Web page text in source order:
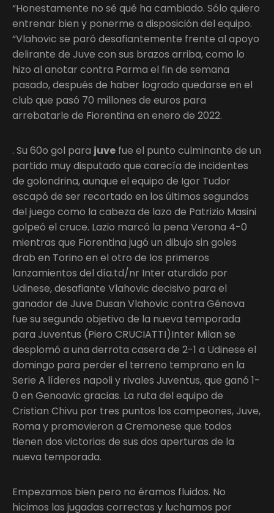
“Honestamente no sé qué ha cambiado. Sólo quiero
entrenar bien y ponerme a disposición del equipo.
“Vlahovic se paró desafiantemente frente al apoyo
delirante de Juve con sus brazos arriba, como lo
hizo al anotar contra Parma el fin de semana
pasado, después de haber logrado quedarse en el
club que pasó 70 millones de euros para
arrebatarle de Fiorentina en enero de 2022.
. Su 60o gol para juve fue el punto culminante de un
partido muy disputado que carecía de incidentes
de golondrina, aunque el equipo de Igor Tudor
escapó de ser recortado en los últimos segundos
del juego como la cabeza de lazo de Patrizio Masini
golpeó el cruce. Lazio marcó la pena Verona 4-0
mientras que Fiorentina jugó un dibujo sin goles
drab en Torino en el otro de los primeros
lanzamientos del día.td/nr Inter aturdido por
Udinese, desafiante Vlahovic decisivo para el
ganador de Juve Dusan Vlahovic contra Génova
fue su segundo objetivo de la nueva temporada
para Juventus (Piero CRUCIATTI)Inter Milan se
desplomó a una derrota casera de 2-1 a Udinese el
domingo para perder el terreno temprano en la
Serie A líderes napoli y rivales Juventus, que ganó 1-
0 en Genoavic gracias. La ruta del equipo de
Cristian Chivu por tres puntos los campeones, Juve,
Roma y promovieron a Cremonese que todos
tienen dos victorias de sus dos aperturas de la
nueva temporada.
Empezamos bien pero no éramos fluidos. No
hicimos las jugadas correctas y luchamos por